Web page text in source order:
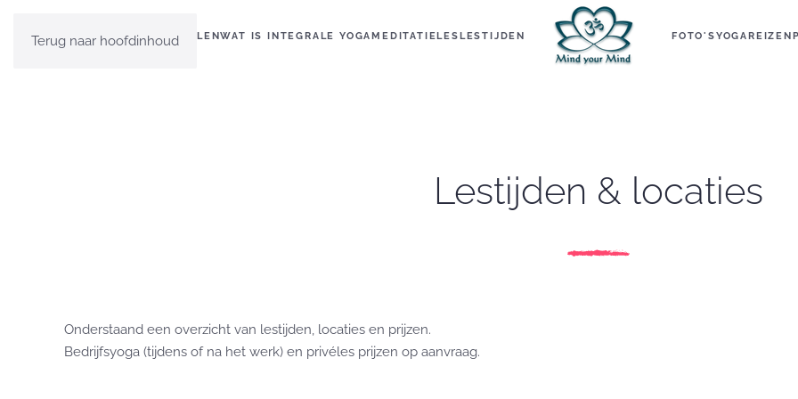
Terug naar hoofdinhoud
EVEN VOORSTELLENWAT IS INTEGRALE YOGAMEDITATIELESLESTIJDEN FOTO'SYOGAREIZEN
Lestijden & locaties
Onderstaand een overzicht van lestijden, locaties en prijzen.
Bedrijfsyoga (tijdens of na het werk) en privéles prijzen op aanvraag.